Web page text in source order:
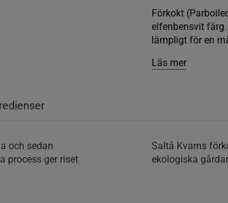
Förkokt
elfenbensvit
lämpligt för en
Läs mer
och sedan
process ger riset
Saltå Kvarns
ekologiska